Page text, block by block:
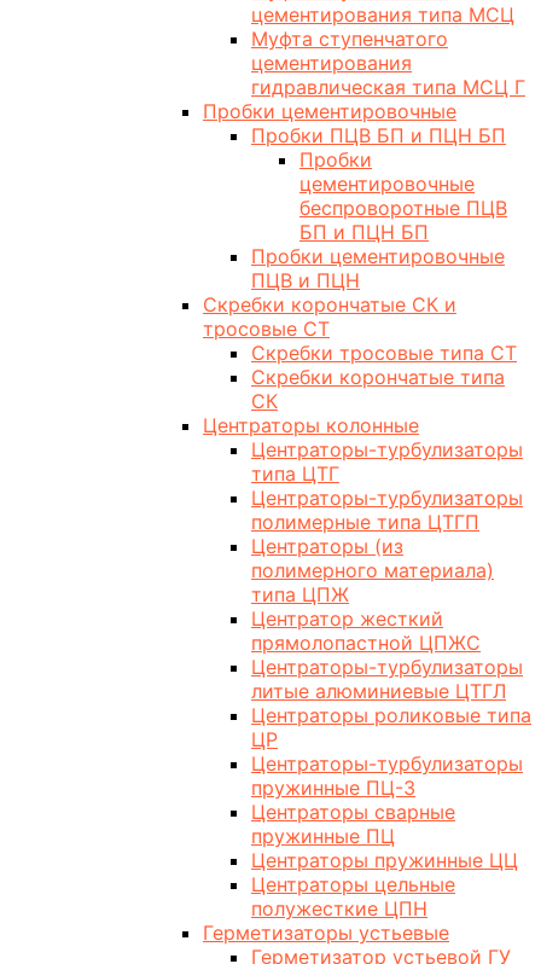
цементирования типа МСЦ
Муфта ступенчатого
цементирования
гидравлическая типа МСЦ Г
Пробки цементировочные
Пробки ПЦВ БП и ПЦН БП
Пробки
цементировочные
беспроворотные ПЦВ
БП и ПЦН БП
Пробки цементировочные
ПЦВ и ПЦН
Скребки корончатые СК и
тросовые СТ
Скребки тросовые типа СТ
Скребки корончатые типа
СК
Центраторы колонные
Центраторы-турбулизаторы
типа ЦТГ
Центраторы-турбулизаторы
полимерные типа ЦТГП
Центраторы (из
полимерного материала)
типа ЦПЖ
Центратор жесткий
прямолопастной ЦПЖС
Центраторы-турбулизаторы
литые алюминиевые ЦТГЛ
Центраторы роликовые типа
ЦР
Центраторы-турбулизаторы
пружинные ПЦ-3
Центраторы сварные
пружинные ПЦ
Центраторы пружинные ЦЦ
Центраторы цельные
полужесткие ЦПН
Герметизаторы устьевые
Герметизатор устьевой ГУ